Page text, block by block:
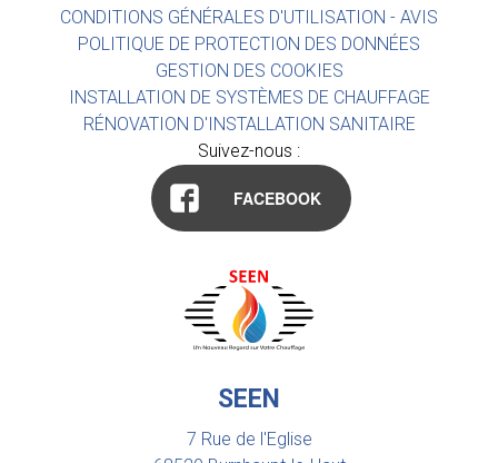
CONDITIONS GÉNÉRALES D'UTILISATION - AVIS
POLITIQUE DE PROTECTION DES DONNÉES
GESTION DES COOKIES
INSTALLATION DE SYSTÈMES DE CHAUFFAGE
RÉNOVATION D'INSTALLATION SANITAIRE
Suivez-nous :
FACEBOOK
SEEN
7 Rue de l'Eglise